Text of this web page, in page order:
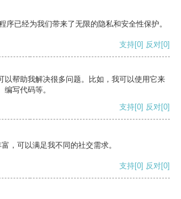
序已经为我们带来了无限的隐私和安全性保护。
支持[0] 反对[0]
以帮助我解决很多问题。比如，我可以使用它来
写代码等。
支持[0] 反对[0]
，可以满足我不同的社交需求。
支持[0] 反对[0]